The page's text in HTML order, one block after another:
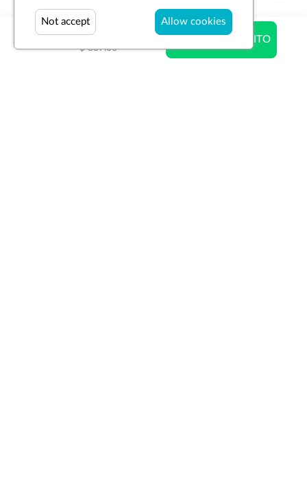
$ 594.27
$ 837.00
AÑADIR AL CARRITO
Allow cookies
Not accept